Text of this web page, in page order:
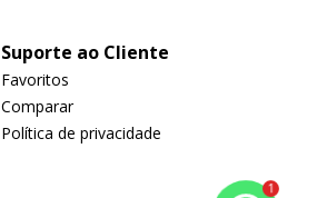
Suporte ao Cliente
Favoritos
Comparar
Política de privacidade
1